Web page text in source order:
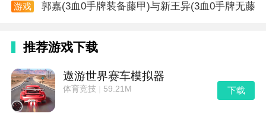
mods.avaritia.Compressor.add(output, amount, input);
量，input代表所需原料
游戏特色
1.进行探索与冒险创造更多的欢乐玩法，所有的一切玩
法都由你自己来选择;
游戏
郭嘉(3血0手牌装备藤甲)与新王异(3血0手牌无藤
推荐游戏下载
遨游世界赛车模拟器
体育竞技 59.21M 下载